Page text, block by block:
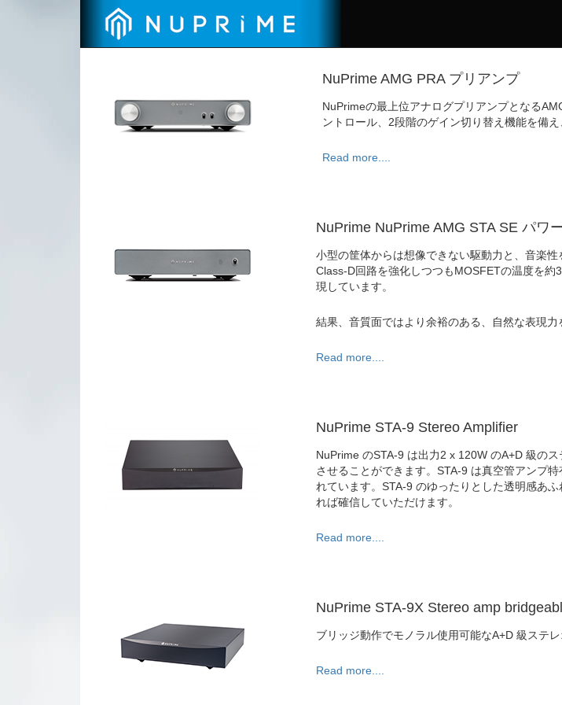
NuPrime AMG PRA プリアンプ
NuPrimeの最上位アナログプリアンプとなる
ントロール、2段階のゲイン切り替え機能を備
Read more....
NuPrime NuPrime AMG STA SE パワ
小型の筐体からは想像できない駆動力と、音楽
Class-D回路を強化しつつもMOSFETの温度を
現しています。
結果、音質面ではより余裕のある、自然な表現力
Read more....
NuPrime STA-9 Stereo Amplifier
NuPrime のSTA-9 は出力2 x 120W のA+D 級の
させることができます。STA-9 は真空管アンプ
れています。STA-9 のゆったりとした透明感あ
れば確信していただけます。
Read more....
NuPrime STA-9X Stereo amp
ブリッジ動作でモノラル使用可能なA+D 級ステ
Read more....